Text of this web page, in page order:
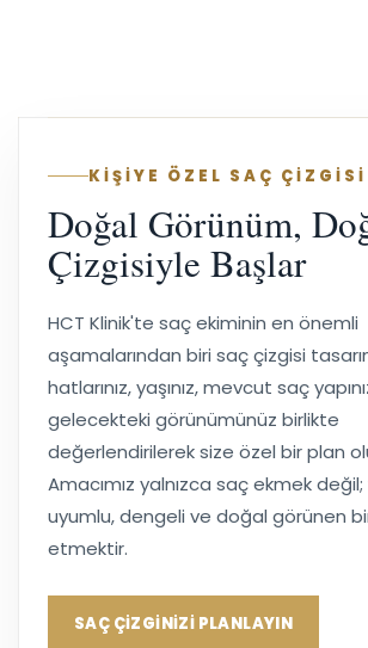
KİŞİYE ÖZEL SAÇ
Doğal Görünüm,
Çizgisiyle Başlar
HCT Klinik'te saç ekiminin en önemli
aşamalarından biri saç çizgisi
hatlarınız, yaşınız, mevcut saç
gelecekteki görünümünüz birlikte
değerlendirilerek size özel bir plan
Amacımız yalnızca saç ekmek
uyumlu, dengeli ve doğal görünen
etmektir.
SAÇ ÇİZGİNİZİ PLANLAYIN